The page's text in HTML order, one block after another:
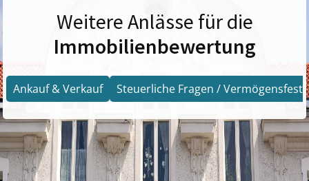
Weitere Anlässe für die
Immobilienbewertung
Ankauf & Verkauf Steuerliche Fragen /